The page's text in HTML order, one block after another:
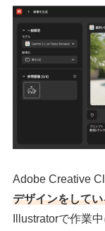
Adobe Creative
デザインをして
Illustratorで作業